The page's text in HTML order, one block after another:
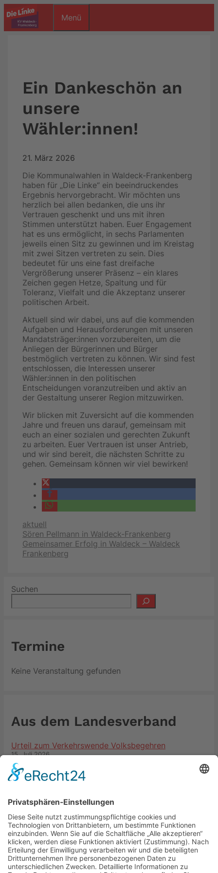
Zum
Inhalt
springen
Menü
Ein Dankeschön an
unsere
Wähler:innen!
21. März 2026
Die Kommunalwahlen in Waldeck-Frankenberg
haben für „Die Linke“ ein beeindruckendes
Ergebnis hervorgebracht. Wir möchten uns
herzlich bei allen bedanken, die uns ihr
Vertrauen geschenkt und uns mit ihren
Stimmen unterstützt haben. Euer Engagement
hat es uns ermöglicht, in sechs Parlamenten
jeweils einen Sitz zu gewinnen und im Kreistag
mit zwei Sitzen vertreten zu sein. Dies
bedeutet für uns eine fast dreifache
Vergrößerung unserer Präsenz – ein klares
Zeichen gegen Hetze, Spaltung und für
Toleranz, Vielfalt und die Akzeptanz unserer
politischen Arbeit.
Aktuell sind wir dabei, uns auf die kommenden
Aufgaben und Herausforderungen mit unseren
Mandatsträger:innen vorzubereiten, um die
Anliegen der Bürgerinnen und Bürger
bestmöglich vertreten zu können. Wir sind fest
entschlossen, die Interessen unserer
Wähler:innen in den politischen
Entscheidungen voranzutreiben und aktiv an
der Gestaltung unserer Region mitzuwirken.
Wir blicken mit Zuversicht auf die kommenden
Jahre und freuen uns darauf, gemeinsam mit
euch an einer sozialen und gerechten Zukunft
zu arbeiten. Euer Vertrauen ist unser Antrieb,
und wir sind bereit, die nächsten Schritte zu
gehen. Gemeinsam können wir viel bewirken!
Kategorien
aktuell
Sören Pellmann in Waldeck-Frankenberg
Gemeinsamer Erfolg in Waldeck – Waldeck
Frankenberg
Suchen
Termine
Keine Veranstaltung gefunden
Aus dem Landesverband
Urteil zum Verkehrswende Volksbegehren
15. Juli 2026
Wir trauern um Joachim Schwammborn
6. Juli 2026
Widersetzen – Wir sind mehr.
Black-Rot Reform ist größter Angriff auf den
Sozialstaat
3. Juli 2026
Neueste Beiträge